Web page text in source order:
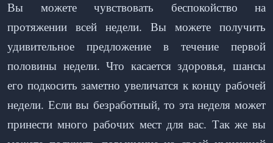
Вы можете чувствовать беспокойство на
протяжении всей недели. Вы можете получить
удивительное предложение в течение первой
половины недели. Что касается здоровья, шансы
его подкосить заметно увеличатся к концу рабочей
недели. Если вы безработный, то эта неделя может
принести много рабочих мест для вас. Так же вы